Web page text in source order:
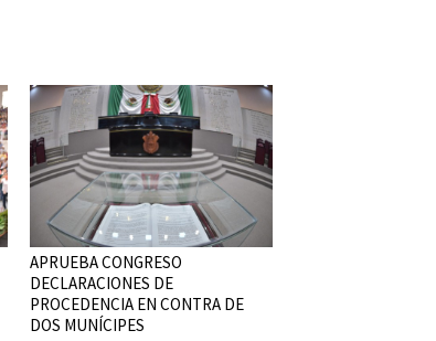
APRUEBA CONGRESO
DECLARACIONES DE
PROCEDENCIA EN CONTRA DE
DOS MUNÍCIPES